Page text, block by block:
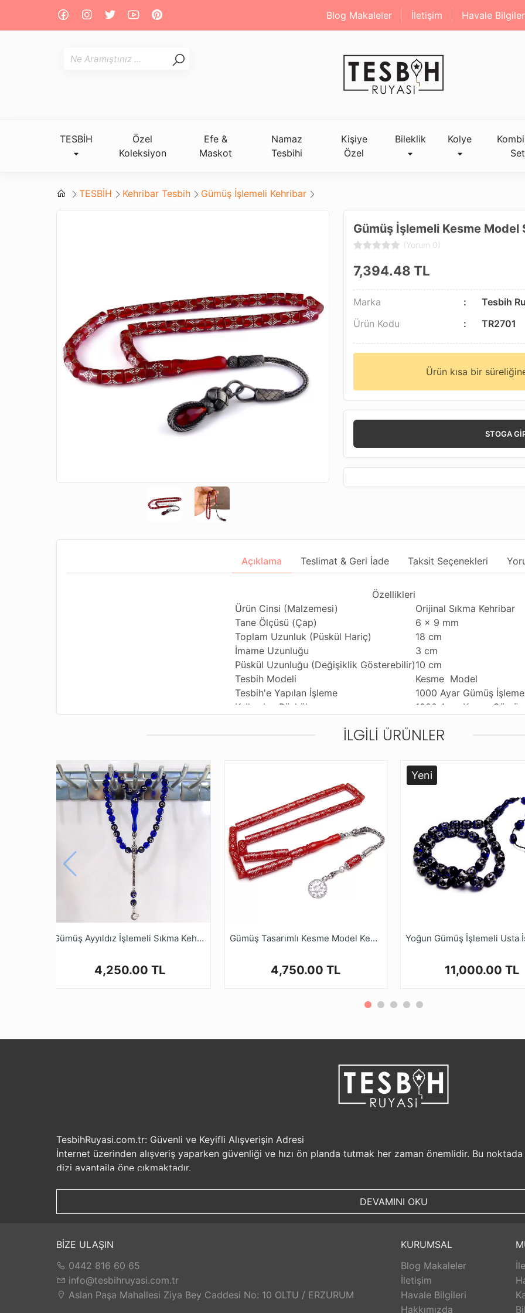
Blog Makaleler İletişim Havale
TESBİH
Özel
Koleksiyon
Efe &
Maskot
Namaz
Tesbihi
Kişiye
Özel
Bileklik Kolye
Set
TESBİH Kehribar Tesbih Gümüş İşlemeli Kehribar
Gümüş İşlemeli Kesme Model
(Yorum 0)
7,394.48 TL
Marka
Tesbih
Ürün Kodu
TR2701
Ürün kısa bir
STOGA
Açıklama Teslimat & Geri İade Taksit Seçenekleri
Özellikleri
Ürün Cinsi (Malzemesi)
Orijinal Sıkma Kehribar
Tane Ölçüsü (Çap)
6 x 9 mm
Toplam Uzunluk (Püskül Hariç)
18 cm
İmame Uzunluğu
3 cm
Püskül Uzunluğu (Değişiklik Gösterebilir)10 cm
Tesbih Modeli
Kesme Model
Tesbih'e Yapılan İşleme
1000 Ayar Gümüş İşleme
Kullanılan Püskül
1000 Ayar Kazaz Gümüş
Tekli vr Çiftli Çekime
Standart Tesbih Kutusu
* Tesbih ustalarımızın ellerinde tesbih halini alan bu ürünler, çeşitli renk ve şekillerde tasarlanmaktadır.
online mağazamız tesbihruyasi.com.tr de bulabilirsiniz.
* Sıkma Kehribar Tesbihler kullanımla beraber zamanla renk alamaları ve elde daha güzel bir form
* Kalite ve güvenden ödün vermeyen Tesbih Ruyasi Dijital Mağazamızda Türkiye’nin Tesbih Markası
alışveriş yapabilirsiniz.
İLGILI ÜRÜNLER
Gümüş Ayyıldız İşlemeli Sıkma Kehribar Tesbih
4,250.00 TL
Gümüş Tasarımlı Kesme Model Kehribar Tesbih
4,750.00 TL
Yeni
11,000.00 TL
TesbihRuyasi.com.tr: Güvenli ve Keyifli Alışverişin Adresi
İnternet üzerinden alışveriş yaparken güvenliği ve hızı ön planda tutmak her zaman önemlidir. Bu
dizi avantajla öne çıkmaktadır.
seçenekleri ile rahatça alışveriş yapabilirsiniz. Sizin için değerli olan bilgilerin güvende olduğunu bilerek,
İade ve Değişim İmkanı: Memnuniyetsizlik durumunda TesbihRuyasi.com.tr,
iade ve değişim imkanı sunar.
değilse, kolayca iade edebilir veya değişim yapabilirsiniz. Bu sayede alışveriş deneyiminizde herhangi
Satış Sonrası Destek: TesbihRuyasi.com.tr, satın aldığınız ürünlerin arkasında durur ve satış sonrası
yaşarsanız veya yardıma ihtiyacınız olursa, müşteri hizmetleri ekibi size yardımcı olacaktır. Bu sayede
TesbihRuyasi.com.tr güvenli, hızlı ve müşteri odaklı bir alışveriş deneyimi sunar. Siz de bu avantajlardan
DEVAMINI OKU
BİZE ULAŞIN
0442 816 60 65
info@tesbihruyasi.com.tr
Aslan Paşa Mahallesi Ziya Bey Caddesi No: 10 OLTU / ERZURUM
KURUMSAL
Blog Makaleler
İletişim
Havale Bilgileri
Hakkımızda